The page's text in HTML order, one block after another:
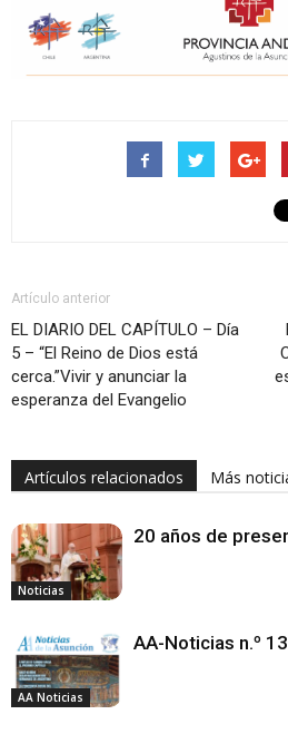
Artículo anterior
EL DIARIO DEL CAPÍTULO – Día
5 – “El Reino de Dios está
cerca.”Vivir y anunciar la
esperanza del Evangelio
Artículos relacionados Más
Noticias
20 años de
AA Noticias
AA-Noticias n.º